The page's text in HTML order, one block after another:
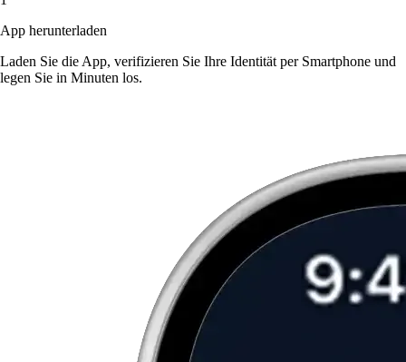
App herunterladen
Laden Sie die App, verifizieren Sie Ihre Identität per Smartphone und
legen Sie in Minuten los.